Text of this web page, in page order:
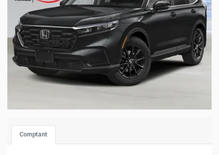
Comptant